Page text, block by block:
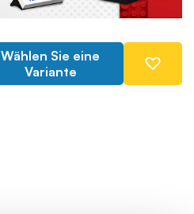
Wählen Sie eine
Variante